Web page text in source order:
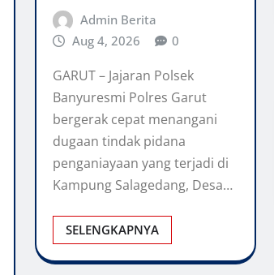
Admin Berita
Aug 4, 2026
0
GARUT – Jajaran Polsek
Banyuresmi Polres Garut
bergerak cepat menangani
dugaan tindak pidana
penganiayaan yang terjadi di
Kampung Salagedang, Desa…
SELENGKAPNYA